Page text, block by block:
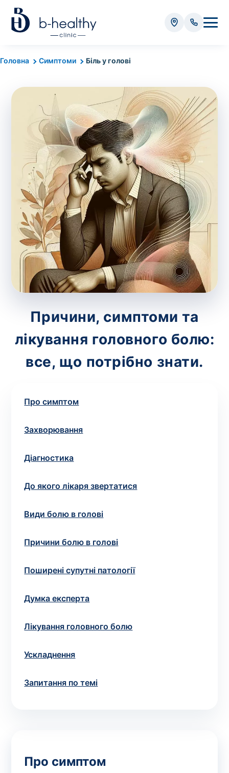
Головна Симптоми Біль у голові
Причини, симптоми та
лікування головного болю:
все, що потрібно знати.
Про симптом
Захворювання
Діагностика
До якого лікаря звертатися
Види болю в голові
Причини болю в голові
Поширені супутні патології
Думка експерта
Лікування головного болю
Ускладнення
Запитання по темі
Про симптом
Аналізи
Вартість забору крові - 50 грн
Вартість забору біоматеріалу (крім крові) - від
35 грн
Всього: 0 грн
Попередній запис на дослідження не
потрібний. Виняток становлять мазки та
зіскрібки. Взяття біоматеріалу для них
виконує лікар – необхідийзапис до фахівця
Аналіз вдома
Номер телефону
Вибрати клініку
Оформити замовлення
Якщо ви не знаєте, які аналізи вам необхідні,
своєчасного оновлення розміщеного на сайті прайс-
листа. Проте, щоб уникнути можливих непорозумінь,
виконання досліджень за телефонами, вказаними на